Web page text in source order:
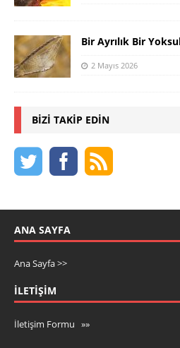
Bir Ayrılık Bir
2 Mayıs 2026
BIZI TAKIP EDIN
ANA SAYFA
Ana Sayfa >>
İLETIŞIM
İletişim Formu »»